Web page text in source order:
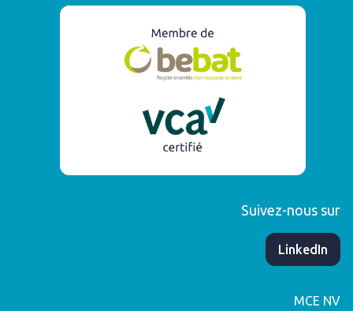
Suivez-nous sur
​LinkedIn
MCE NV